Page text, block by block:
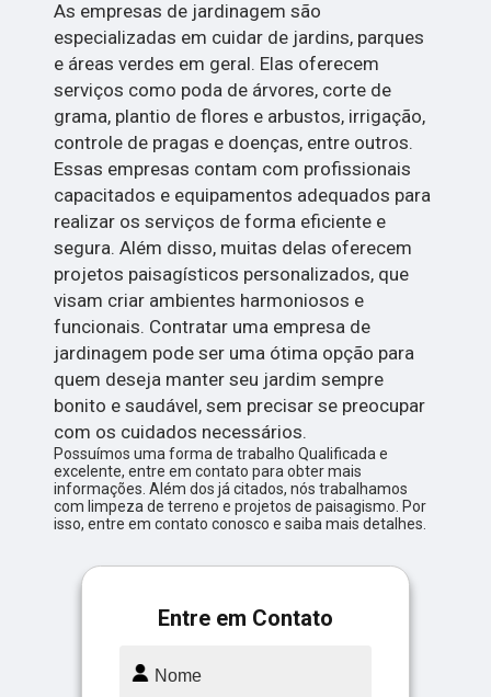
As empresas de jardinagem são
especializadas em cuidar de jardins, parques
e áreas verdes em geral. Elas oferecem
serviços como poda de árvores, corte de
grama, plantio de flores e arbustos, irrigação,
controle de pragas e doenças, entre outros.
Essas empresas contam com profissionais
capacitados e equipamentos adequados para
realizar os serviços de forma eficiente e
segura. Além disso, muitas delas oferecem
projetos paisagísticos personalizados, que
visam criar ambientes harmoniosos e
funcionais. Contratar uma empresa de
jardinagem pode ser uma ótima opção para
quem deseja manter seu jardim sempre
bonito e saudável, sem precisar se preocupar
com os cuidados necessários.
Possuímos uma forma de trabalho Qualificada e
excelente, entre em contato para obter mais
informações. Além dos já citados, nós trabalhamos
com limpeza de terreno e projetos de paisagismo. Por
isso, entre em contato conosco e saiba mais detalhes.
Entre em Contato